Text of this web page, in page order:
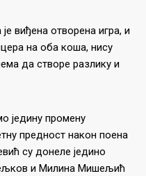
виђена отворена игра, и
на оба коша, нису
да створе разлику и
једину промену
предност након поена
су донеле једино
и Милина Мишељић